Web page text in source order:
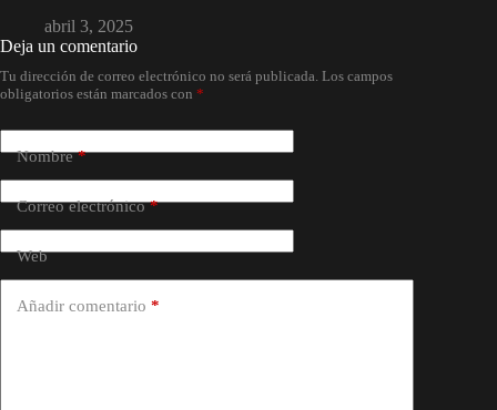
abril 3, 2025
Deja un comentario
Tu dirección de correo electrónico no será publicada. Los campos
obligatorios están marcados con *
Nombre*
Correo electrónico*
Web
Añadir comentario *